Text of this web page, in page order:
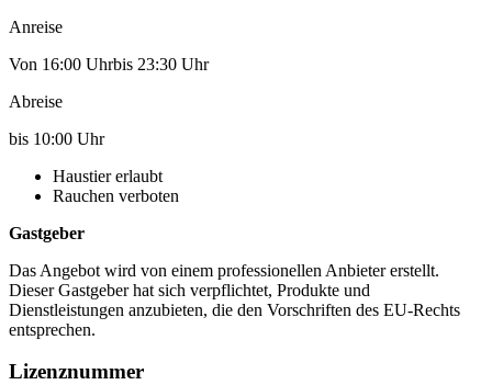
Anreise
Von 16:00 Uhrbis 23:30 Uhr
Abreise
bis 10:00 Uhr
Haustier erlaubt
Rauchen verboten
Gastgeber
Das Angebot wird von einem professionellen Anbieter erstellt.
Dieser Gastgeber hat sich verpflichtet, Produkte und
Dienstleistungen anzubieten, die den Vorschriften des EU-Rechts
entsprechen.
Lizenznummer